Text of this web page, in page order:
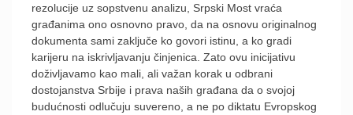
rezolucije uz sopstvenu analizu, Srpski Most vraća
građanima ono osnovno pravo, da na osnovu originalnog
dokumenta sami zaključe ko govori istinu, a ko gradi
karijeru na iskrivljavanju činjenica. Zato ovu inicijativu
doživljavamo kao mali, ali važan korak u odbrani
dostojanstva Srbije i prava naših građana da o svojoj
budućnosti odlučuju suvereno, a ne po diktatu Evropskog